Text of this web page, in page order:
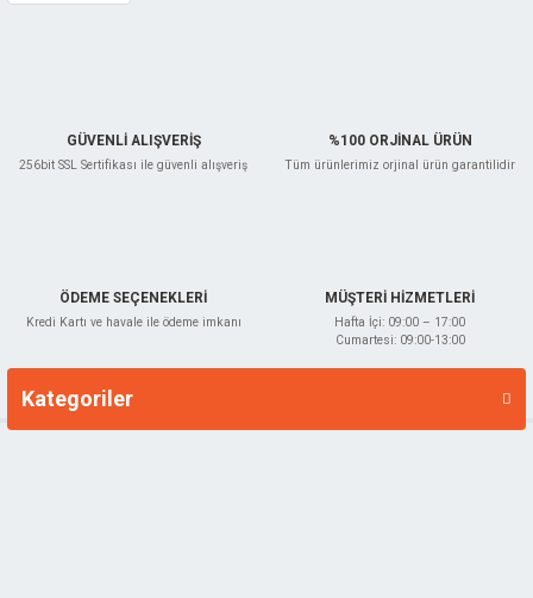
Stanley 1-51-030 Çelik Saplı El Baltası Nacak 600 gr
873,60 TL
GÜVENLİ ALIŞVERİŞ
256bit SSL Sertifikası ile güvenli alışveriş
%100 ORJİNAL ÜRÜN
Tüm ürünlerimiz orjinal ürün garantilidir
ÖDEME SEÇENEKLERİ
Kredi Kartı ve havale ile ödeme imkanı
MÜŞTERİ HİZMETLERİ
Hafta İçi: 09:00 – 17:00
Cumartesi: 09:00-13:00
Kategoriler
Markalar